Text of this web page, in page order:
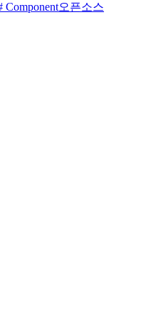
Component오픈소스